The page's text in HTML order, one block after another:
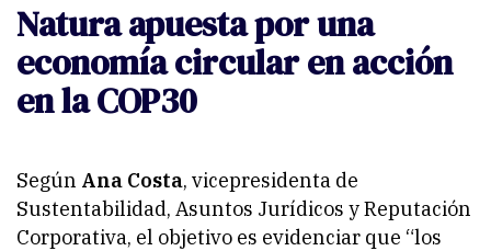
Natura apuesta por una
economía circular en acción
en la COP30
Según Ana Costa, vicepresidenta de
Sustentabilidad, Asuntos Jurídicos y Reputación
Corporativa, el objetivo es evidenciar que “los